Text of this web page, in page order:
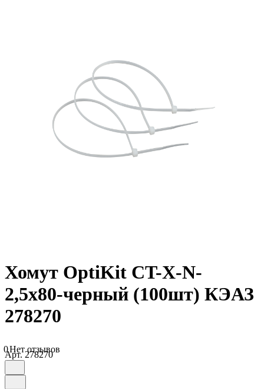
Хомут OptiKit CT-Х-N-
2,5х80-черный (100шт) КЭАЗ
278270
0Нет отзывов
Арт.278270